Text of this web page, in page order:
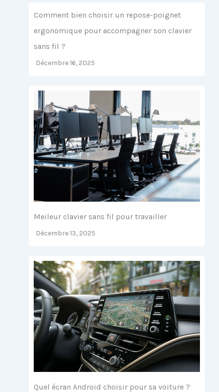
Comment bien choisir un repose-poignet
ergonomique pour accompagner son clavier
sans fil ?
Décembre 16, 2025
Meileur clavier sans fil pour travailler
Décembre 13, 2025
Quel écran Android choisir pour sa voiture ?